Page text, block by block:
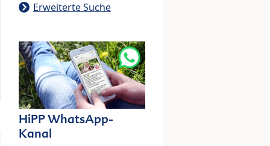
Erweiterte Suche
HiPP WhatsApp-
Kanal